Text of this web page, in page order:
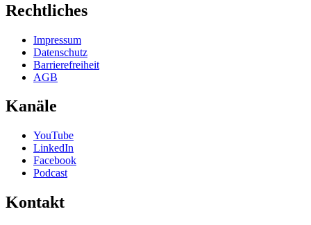
Rechtliches
Impressum
Datenschutz
Barrierefreiheit
AGB
Kanäle
YouTube
LinkedIn
Facebook
Podcast
Kontakt